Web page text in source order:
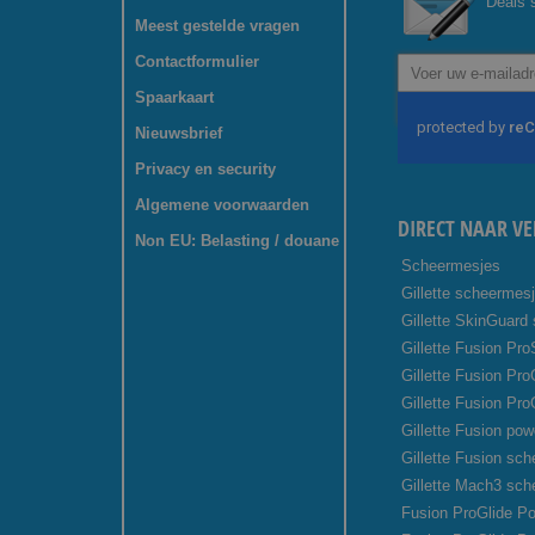
Meest gestelde vragen
Contactformulier
Spaarkaart
Nieuwsbrief
Privacy en security
Algemene voorwaarden
Non EU: Belasting / douane
Abonneer
onze
DIRECT NAAR
Scheermesjes
Gillette
Gillette SkinGuard
Gillette Fusion
Gillette Fusion
Gillette Fusion
Gillette Fusion
Gillette Fusion
Gillette Mach3
Fusion ProGlide